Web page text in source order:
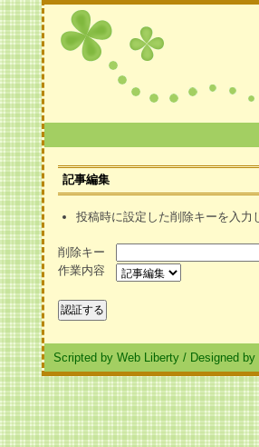
記事編集
投稿時に設定した削除キーを入力
削除キー
作業内容
Scripted by Web Liberty / Designed by